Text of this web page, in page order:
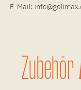
E-Mail:
Zubehör